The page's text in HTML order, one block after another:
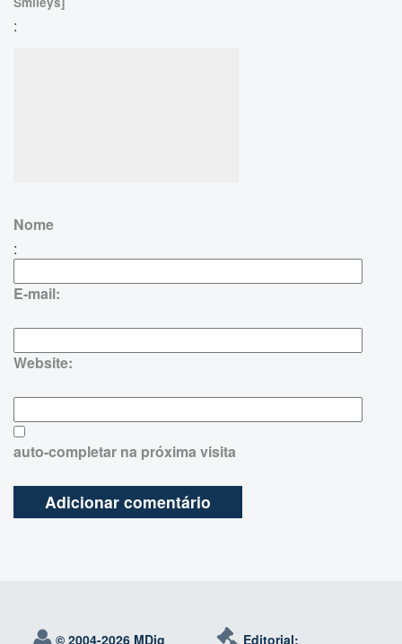
:
Nome
:
E-mail:
Website:
auto-completar na próxima visita
© 2004-2026 MDig Editorial: